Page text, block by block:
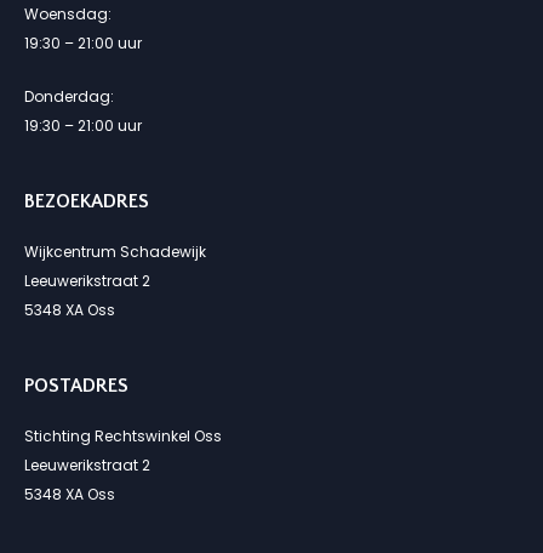
Woensdag:
19:30 – 21:00 uur
Donderdag:
19:30 – 21:00 uur
BEZOEKADRES
Wijkcentrum Schadewijk
Leeuwerikstraat 2
5348 XA Oss
POSTADRES
Stichting Rechtswinkel Oss
Leeuwerikstraat 2
5348 XA Oss